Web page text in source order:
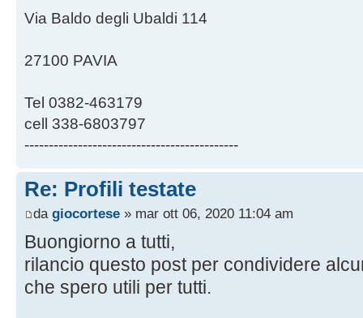
Via Baldo degli Ubaldi 114
27100 PAVIA
Tel 0382-463179
cell 338-6803797
--------------------------------------------
Re: Profili testate
da giocortese » mar ott 06, 2020 11:04 am
Buongiorno a tutti,
rilancio questo post per condividere
che spero utili per tutti.